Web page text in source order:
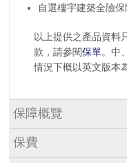
自選樓宇建築全險保
以上提供之產品資料
款，請參閱保單。中
情況下概以英文版本
保障概覽
保費